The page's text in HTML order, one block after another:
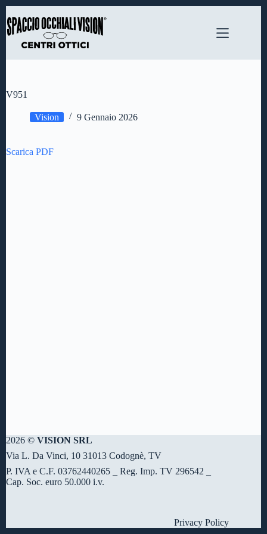
al
contenuto
V951
Vision 9 Gennaio 2026
Scarica PDF
2026 © VISION SRL
Via L. Da Vinci, 10 31013 Codognè, TV
P. IVA e C.F. 03762440265 _ Reg. Imp. TV 296542 _
Cap. Soc. euro 50.000 i.v.
Privacy Policy